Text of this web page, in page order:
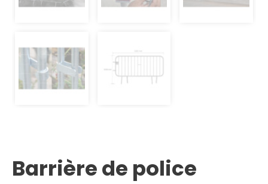
Barrière de police